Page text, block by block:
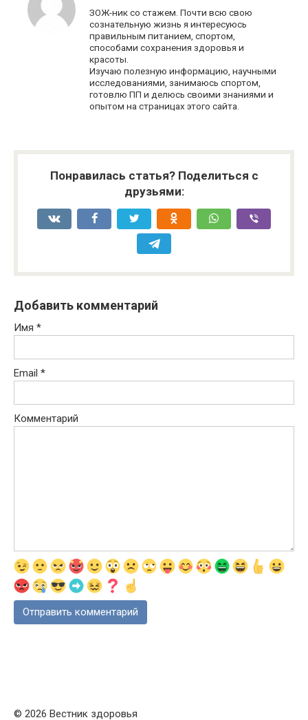
ЗОЖ-ник со стажем. Почти всю свою
сознательную жизнь я интересуюсь
правильным питанием, спортом,
способами сохранения здоровья и
красоты.
Изучаю полезную информацию, научными
исследованиями, занимаюсь спортом,
готовлю ПП и делюсь своими знаниями и
опытом на страницах этого сайта.
Понравилась статья? Поделиться с
друзьями:
Добавить комментарий
Имя *
Email *
Комментарий
© 2026 Вестник здоровья